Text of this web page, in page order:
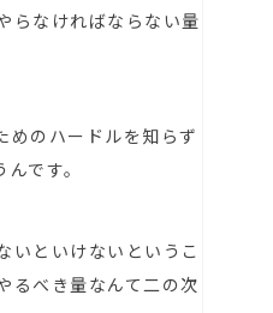
らなければならない量
めのハードルを知らず
です。
いといけないというこ
るべき量なんて二の次